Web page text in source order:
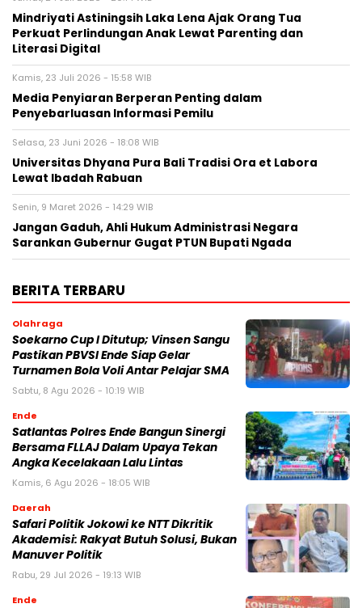
Mindriyati Astiningsih Laka Lena Ajak Orang Tua
Perkuat Perlindungan Anak Lewat Parenting dan
Literasi Digital
Kamis, 23 Juli 2026 - 15:58 WIB
Media Penyiaran Berperan Penting dalam
Penyebarluasan Informasi Pemilu
Selasa, 23 Juni 2026 - 18:08 WIB
Universitas Dhyana Pura Bali Tradisi Ora et Labora
Lewat Ibadah Rabuan
Senin, 9 Maret 2026 - 14:29 WIB
Jangan Gaduh, Ahli Hukum Administrasi Negara
Sarankan Gubernur Gugat PTUN Bupati Ngada
BERITA TERBARU
Olahraga
Soekarno Cup I Ditutup; Vinsen Sangu
Pastikan PBVSI Ende Siap Gelar
Turnamen Bola Voli Antar Pelajar SMA
Sabtu, 8 Agu 2026 - 10:19 WIB
Ende
Satlantas Polres Ende Bangun Sinergi
Bersama FLLAJ Dalam Upaya Tekan
Angka Kecelakaan Lalu Lintas
Kamis, 6 Agu 2026 - 18:05 WIB
Daerah
Safari Politik Jokowi ke NTT Dikritik
Akademisi: Rakyat Butuh Solusi, Bukan
Manuver Politik
Rabu, 29 Jul 2026 - 19:13 WIB
Ende